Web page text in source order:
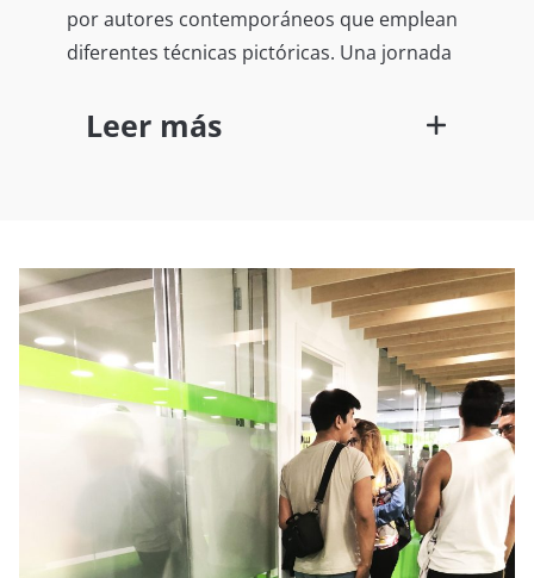
¡ENHORABUENA a TODOS!, vosotros
sois los verdaderos SÚPER HÉROES.
por autores contemporáneos que emplean
diferentes técnicas pictóricas. Una jornada
Leer más
con la asistencia de la escritora
Manuela Jiménez Parrondo, ¡todo un
éxito!